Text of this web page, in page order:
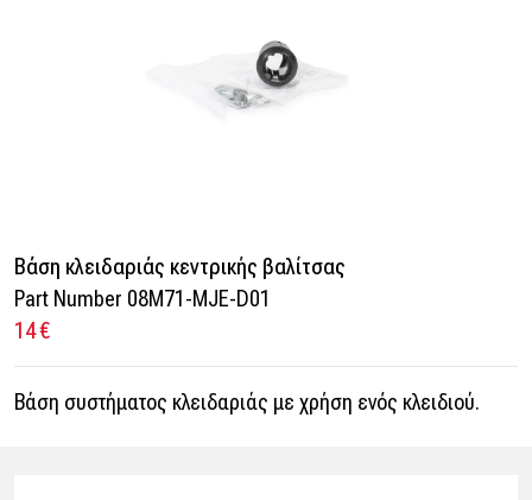
Βάση κλειδαριάς κεντρικής βαλίτσας
Part Number 08M71-MJE-D01
14 €
Βάση συστήματος κλειδαριάς με χρήση ενός κλειδιού.